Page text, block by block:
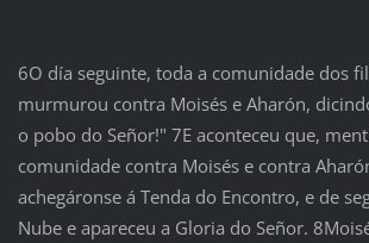
6O día seguinte, toda a comunidade dos
murmurou contra Moisés e Aharón,
o pobo do Señor!" 7E aconteceu que,
comunidade contra Moisés e contra
achegáronse á Tenda do Encontro, e de
Nube e apareceu a Gloria do Señor.